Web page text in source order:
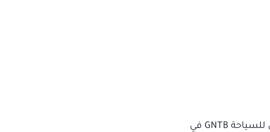
سجلت الدورة الخمسين لسوق السفر الألماني (GTM)، التي نظمها المجلس الوطني الألماني للسياحة GNTB في